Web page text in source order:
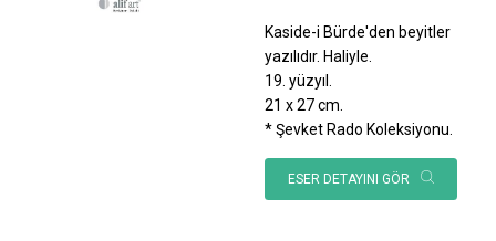
Kaside-i Bürde'den beyitler
yazılıdır. Haliyle.
19. yüzyıl.
21 x 27 cm.
* Şevket Rado Koleksiyonu.
ESER DETAYINI GÖR